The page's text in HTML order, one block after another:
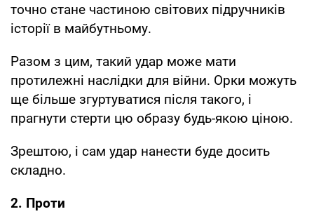
точно стане частиною світових підручників
історії в майбутньому.
Разом з цим, такий удар може мати
протилежні наслідки для війни. Орки можуть
ще більше згуртуватися після такого, і
прагнути стерти цю образу будь-якою ціною.
Зрештою, і сам удар нанести буде досить
складно.
2. Проти